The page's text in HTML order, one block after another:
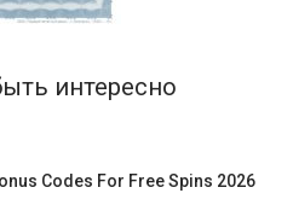
интересно
Codes For Free Spins 2026